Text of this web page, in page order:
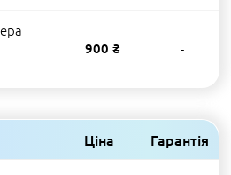
900 ₴ -
Ціна Гарантія